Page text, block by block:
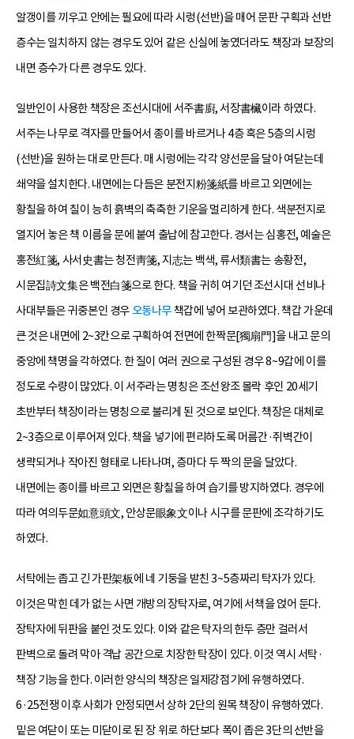
알갱이를 끼우고 안에는 필요에 따라 시렁(선반)을 매어 문판 구획과 선반
층수는 일치하지 않는 경우도 있어 같은 신실에 놓였더라도 책장과 보장의
내면 층수가 다른 경우도 있다.
일반인이 사용한 책장은 조선시대에 서주書廚, 서장書欌이라 하였다.
서주는 나무로 격자를 만들어서 종이를 바르거나 4층 혹은 5층의 시렁
(선반)을 원하는 대로 만든다. 매 시렁에는 각각 양선문을 달아 여닫는데
쇄약을 설치한다. 내면에는 다듬은 분전지粉箋紙를 바르고 외면에는
황칠을 하여 칠이 능히 흙벽의 축축한 기운을 멀리하게 한다. 색분전지로
열지어 놓은 책 이름을 문에 붙여 출납에 참고한다. 경서는 심홍전, 예술은
홍전紅箋, 사서史書는 청전靑箋, 지志는 백색, 류서類書는 송황전,
시문집詩文集은 백전白箋으로 한다. 책을 귀히 여기던 조선시대 선비나
사대부들은 귀중본인 경우 오동나무 책갑에 넣어 보관하였다. 책갑 가운데
큰 것은 내면에 2~3칸으로 구획하여 전면에 한짝문[獨扇門]을 내고 문의
중앙에 책명을 각하였다. 한 질이 여러 권으로 구성된 경우 8~9갑에 이를
정도로 수량이 많았다. 이 서주라는 명칭은 조선왕조 몰락 후인 20세기
초반부터 책장이라는 명칭으로 불리게 된 것으로 보인다. 책장은 대체로
2~3층으로 이루어져 있다. 책을 넣기에 편리하도록 머름간·쥐벽간이
생략되거나 작아진 형태로 나타나며, 층마다 두 짝의 문을 달았다.
내면에는 종이를 바르고 외면은 황칠을 하여 습기를 방지하였다. 경우에
따라 여의두문如意頭文, 안상문眼象文이나 시구를 문판에 조각하기도
하였다.
서탁에는 좁고 긴 가판架板에 네 기둥을 받친 3~5층짜리 탁자가 있다.
이것은 막힌 데가 없는 사면 개방의 장탁자로, 여기에 서책을 얹어 둔다.
장탁자에 뒤판을 붙인 것도 있다. 이와 같은 탁자의 한두 층만 걸러서
판벽으로 돌려 막아 격납 공간으로 치장한 탁장이 있다. 이것 역시 서탁·
책장 기능을 한다. 이러한 양식의 책장은 일제강점기에 유행하였다.
6·25전쟁 이후 사회가 안정되면서 상하 2단의 원목 책장이 유행하였다.
밑은 여닫이 또는 미닫이로 된 장 위로 하단보다 폭이 좁은 3단의 선반을